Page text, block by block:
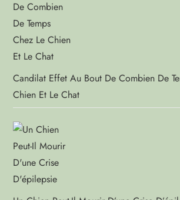
Candilat Effet Au Bout De Combien De
Chien Et Le Chat